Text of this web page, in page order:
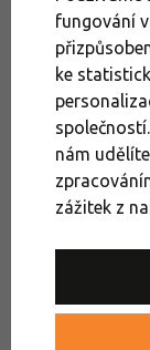
Mikiny bez
Dámské mikiny
Zimní turistika
Výprodej
Oblečení na
fungování
ke
nám
zážitek z